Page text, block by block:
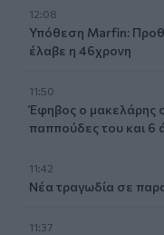
12:08
Υπόθεση Marfin:
έλαβε η 46χρονη
11:50
Έφηβος ο μακελάρης
παππούδες του και 6
11:42
Νέα τραγωδία σε
11:37